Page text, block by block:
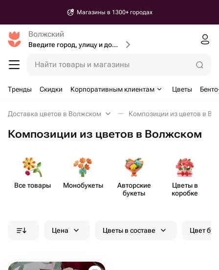
Магазины в 1300+ городах
Волжский
Введите город, улицу и дом доставки
Найти товары и магазины
Тренды Скидки Корпоративным клиентам Цветы
Доставка цветов в Волжском Композиции из цветов в
Композиции из цветов в Волжском
Все товары Моно​букеты
Авторские
букеты
Цветы в
коробке
Цена Цветы в составе Цвет